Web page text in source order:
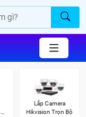
Lắp Camera
Hikvision Trọn Bộ